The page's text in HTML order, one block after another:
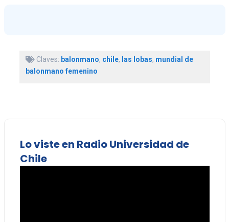
Claves: balonmano, chile, las lobas, mundial de
balonmano femenino
Lo viste en Radio Universidad de
Chile